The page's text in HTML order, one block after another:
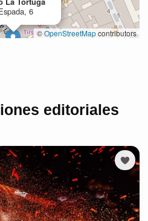
editoriales